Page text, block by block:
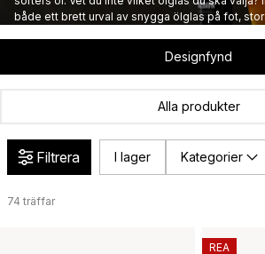
både ett brett urval av snygga ölglas på fot,
Designfynd
Alla produkter
Filtrera I lager Kategorier
74 träffar
REA